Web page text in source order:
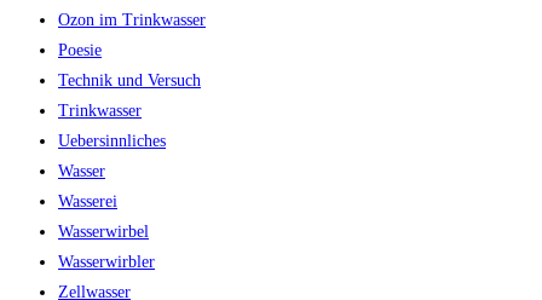
Ozon im Trinkwasser
Poesie
Technik und Versuch
Trinkwasser
Uebersinnliches
Wasser
Wasserei
Wasserwirbel
Wasserwirbler
Zellwasser